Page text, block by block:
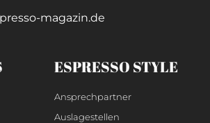
magazin.de
ESPRESSO STYLE
Ansprechpartner
Auslagestellen